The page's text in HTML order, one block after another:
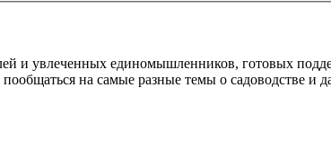
и увлеченных единомышленников, готовых
на самые разные темы о садоводстве